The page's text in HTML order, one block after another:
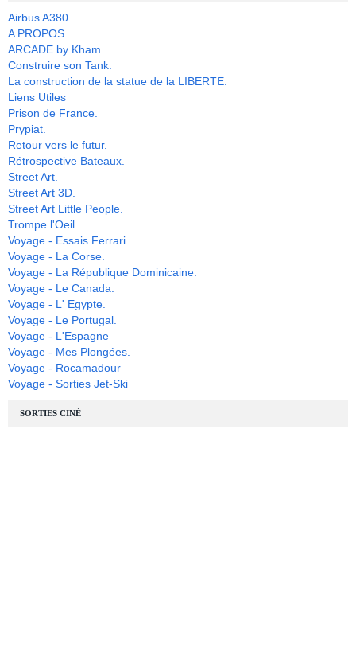
Airbus A380.
A PROPOS
ARCADE by Kham.
Construire son Tank.
La construction de la statue de la LIBERTE.
Liens Utiles
Prison de France.
Prypiat.
Retour vers le futur.
Rétrospective Bateaux.
Street Art.
Street Art 3D.
Street Art Little People.
Trompe l'Oeil.
Voyage - Essais Ferrari
Voyage - La Corse.
Voyage - La République Dominicaine.
Voyage - Le Canada.
Voyage - L' Egypte.
Voyage - Le Portugal.
Voyage - L'Espagne
Voyage - Mes Plongées.
Voyage - Rocamadour
Voyage - Sorties Jet-Ski
SORTIES CINÉ